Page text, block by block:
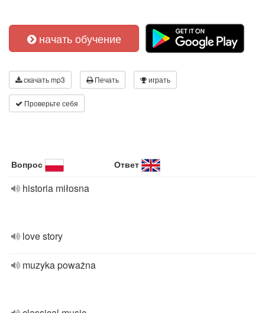
начать обучение
скачать mp3 Печать играть
Проверьте себя
Вопрос Ответ
historia miłosna
love story
muzyka poważna